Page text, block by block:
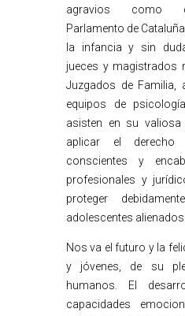
agravios como
Parlamento de
la infancia y sin
jueces y magistrados
Juzgados de Familia,
equipos de
asisten en su
aplicar el
conscientes y
profesionales y
proteger
adolescentes alienados.
Nos va el futuro y la
y jóvenes, de su
humanos. El
capacidades